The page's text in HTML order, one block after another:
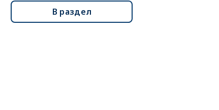
В раздел